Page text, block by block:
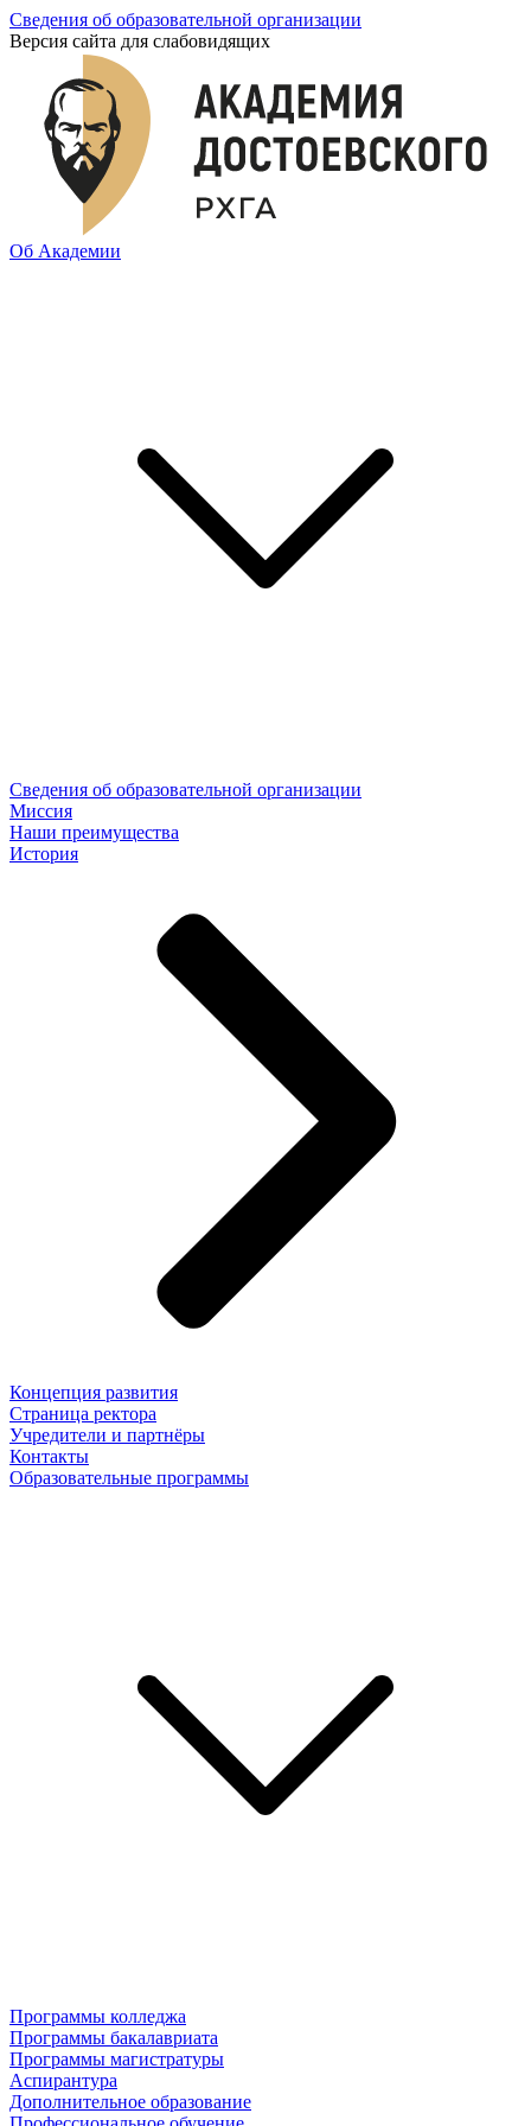
Сведения об образовательной организации
Версия сайта для слабовидящих
Об Академии
Сведения об образовательной организации
Миссия
Наши преимущества
История
Концепция развития
Страница ректора
Учредители и партнёры
Контакты
Образовательные программы
Программы колледжа
Программы бакалавриата
Программы магистратуры
Аспирантура
Дополнительное образование